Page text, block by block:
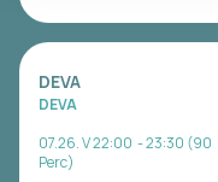
DEVA
DEVA
07.26. V 22:00 - 23:30 (90
Perc)